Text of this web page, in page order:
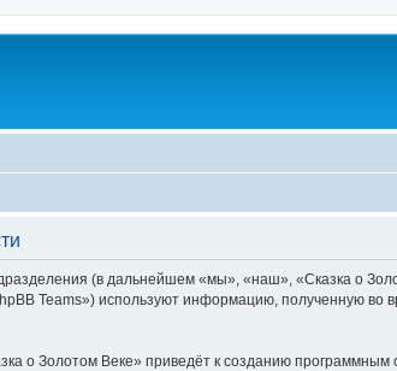
(в дальнейшем «мы», «наш», «Сказка о
Teams») используют информацию, полученную во
о Золотом Веке» приведёт к созданию программным